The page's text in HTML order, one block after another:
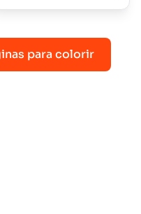
para colorir